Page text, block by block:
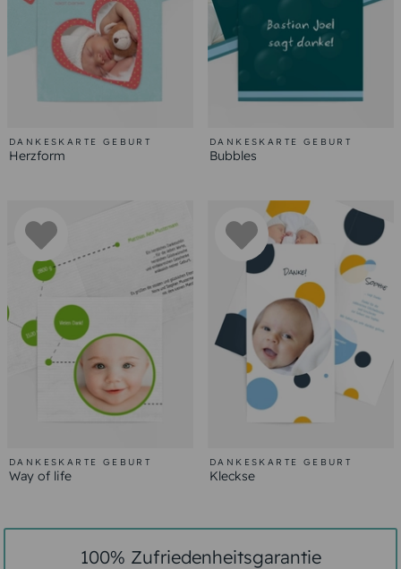
DANKESKARTE GEBURT
Herzform
DANKESKARTE GEBURT
Bubbles
DANKESKARTE GEBURT
Way of life
DANKESKARTE GEBURT
Kleckse
100% Zufriedenheitsgarantie